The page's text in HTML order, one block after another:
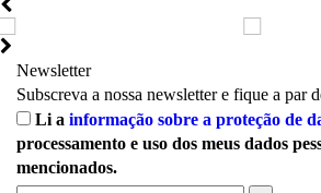
Newsletter
Subscreva a nossa newsletter e fique a par
Li a informação sobre a proteção de
processamento e uso dos meus dados
mencionados.